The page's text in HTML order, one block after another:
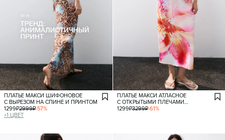
ПЛАТЬЕ МАКСИ ШИФОНОВОЕ
С ВЫРЕЗОМ НА СПИНЕ И ПРИНТОМ
1299₽2999₽-57%
+1 ЦВЕТ
ПЛАТЬЕ МАКСИ АТЛАСНОЕ
С ОТКРЫТЫМИ ПЛЕЧАМИ
И ЦВЕТОЧНЫМ ПРИНТОМ
1299₽3299₽-61%